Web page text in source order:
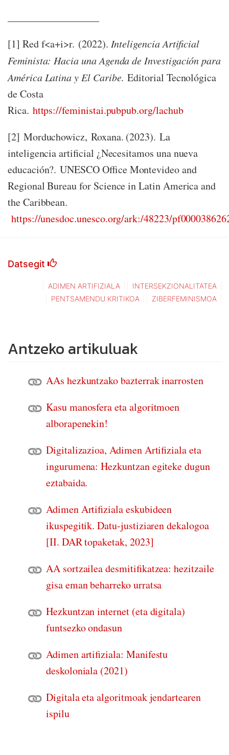
[1] Red f<a+i>r. (2022). Inteligencia Artificial
Feminista: Hacia una Agenda de Investigación para
América Latina y El Caribe. Editorial Tecnológica
de Costa
Rica. https://feministai.pubpub.org/lachub
[2] Morduchowicz, Roxana. (2023). La
inteligencia artificial ¿Necesitamos una nueva
educación?.UNESCO Office Montevideo and
Regional Bureau for Science in Latin America and
the Caribbean.
https://unesdoc.unesco.org/ark:/48223/
Datsegit
ADIMEN ARTIFIZIALA
INTERSEKZIONALITATEA
PENTSAMENDU KRITIKOA
ZIBERFEMINISMOA
Antzeko artikuluak
AAs hezkuntzako bazterrak inarrosten
Kasu manosfera eta algoritmoen
alborapenekin!
Digitalizazioa, Adimen Artifiziala eta
ingurumena: Hezkuntzan egiteke dugun
eztabaida.
Adimen Artifiziala eskubideen
ikuspegitik. Datu-justiziaren dekalogoa
[II. DAR topaketak, 2023]
AA sortzailea desmitifikatzea: hezitzaile
gisa eman beharreko urratsa
Hezkuntzan internet (eta digitala)
funtsezko ondasun
Adimen artifiziala: Manifestu
deskoloniala (2021)
Digitala eta algoritmoak jendartearen
ispilu